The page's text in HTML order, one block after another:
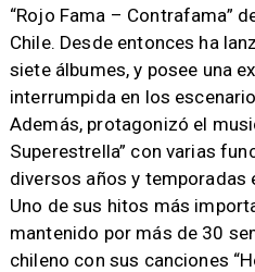
“Rojo Fama – Contrafama”
Chile. Desde entonces ha
siete álbumes, y posee una
interrumpida en los
Además, protagonizó el
Superestrella” con varias
diversos años y temporadas
Uno de sus hitos más
mantenido por más de 30
chileno con sus canciones